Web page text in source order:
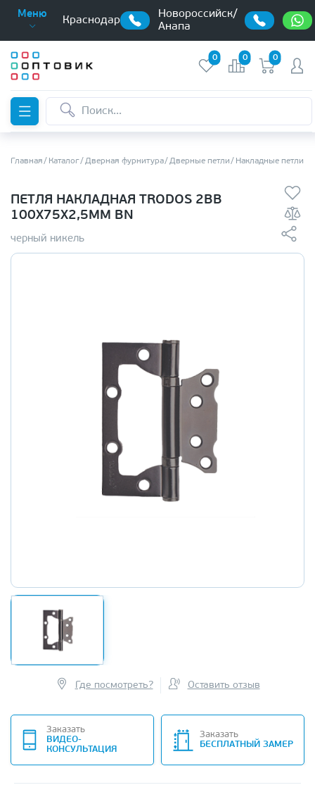
Меню
Краснодар
Новороссийск/
Анапа
0 0 0
Главная Каталог Дверная фурнитура Дверные петли Накладные петли
ПЕТЛЯ НАКЛАДНАЯ TRODOS 2BB
100Х75Х2,5ММ BN
черный никель
Где посмотреть? Оставить отзыв
Заказать
ВИДЕО-
КОНСУЛЬТАЦИЯ
Заказать
БЕСПЛАТНЫЙ ЗАМЕР